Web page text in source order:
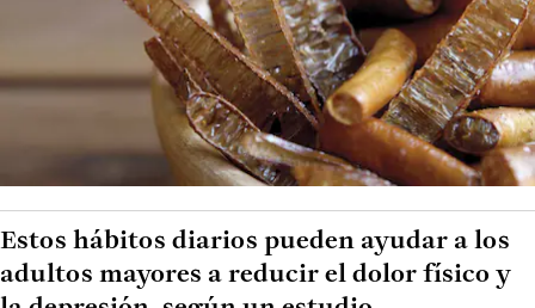
Estos hábitos diarios pueden ayudar a los
adultos mayores a reducir el dolor físico y